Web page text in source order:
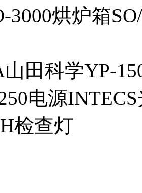
3000烘炉箱
田科学YP-
电源
检查灯